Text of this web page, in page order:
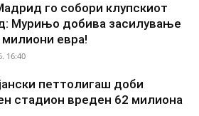
го собори клупскиот
Мурињо добива засилување
милиони евра!
16:40
петтолигаш доби
стадион вреден 62 милиона